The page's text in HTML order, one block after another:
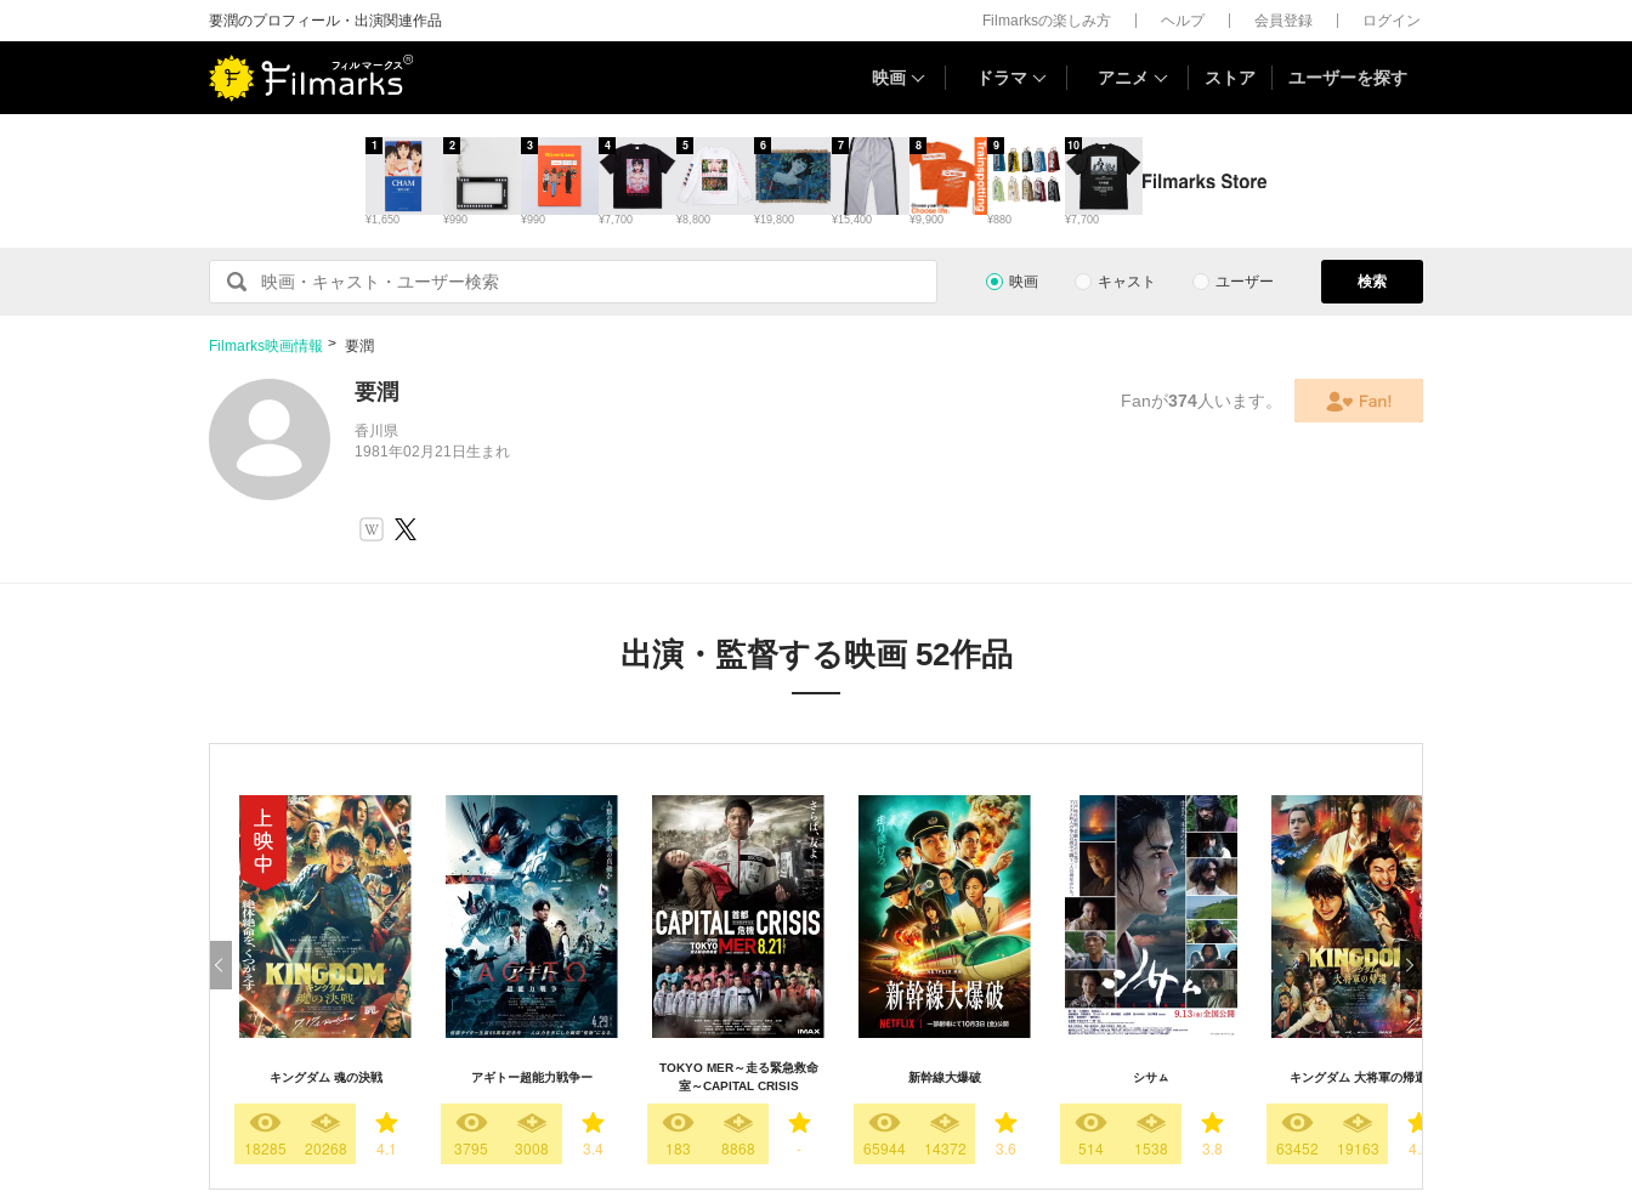
要潤のプロフィール・出演関連作品 Filmarksの楽しみ方 ヘルプ 会員登録 ログイン
映画 ドラマ アニメ ストア ユーザーを探す
¥1,650
1
¥990
2
¥990
3
¥7,700
4
¥8,800
5
¥19,800
6
¥15,400
7
¥9,900
8
¥880
9
¥7,700
10
映画 キャスト ユーザー 検索
Filmarks映画情報 要潤
要潤
香川県
1981年02月21日生まれ
Fanが374人います。
出演・監督する映画 52作品
キングダム 魂の決戦
18285 20268 4.1
アギトー超能力戦争ー
3795 3008 3.4
TOKYO MER～走る緊急救命
室～CAPITAL CRISIS
183 8868 -
新幹線大爆破
65944 14372 3.6
シサㇺ
514 1538 3.8
キングダム 大将軍の帰還
63452 19163 4.2